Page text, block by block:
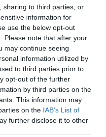
sharing to third parties, or
information for
use the below opt-out
Please note that after your
may continue seeing
information utilized by
to third parties prior to
opt-out of the further
by third parties on the
This information may
on the IAB’s List of
further disclose it to other
olyan partner, aki
és kifejezi háláját,
dinamikájára.
nagy dolgokra
apró